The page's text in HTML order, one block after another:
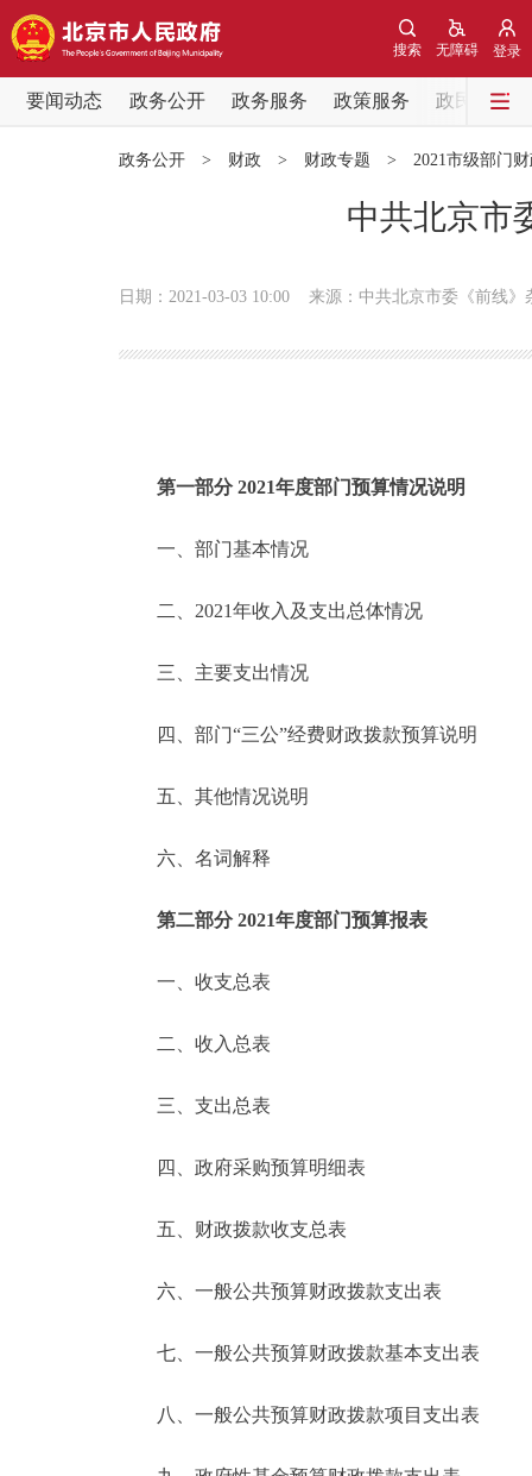
登录
无障碍
搜索
要闻动态 政务公开 政务服务 政策服务
政民互动
便民服务
中介服务
政民互动
12345网上接诉即办
参与调查
走进北京
北京概况
绿色北京
ENGLISH
政务公开 > 财政 > 财政专题 > 2021市级部门
中共北京市
日期：2021-03-03 10:00 来源：中共北京市委《前线》
第一部分 2021年度部门预算情况说明
一、部门基本情况
二、2021年收入及支出总体情况
三、主要支出情况
四、部门“三公”经费财政拨款预算说明
五、其他情况说明
六、名词解释
第二部分 2021年度部门预算报表
一、收支总表
二、收入总表
三、支出总表
四、政府采购预算明细表
五、财政拨款收支总表
六、一般公共预算财政拨款支出表
七、一般公共预算财政拨款基本支出表
八、一般公共预算财政拨款项目支出表